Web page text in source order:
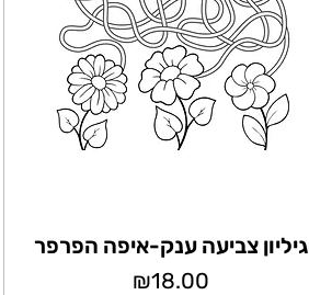
גיליון צביעה ענק-איפה הפרפר
מחיר
₪18.00